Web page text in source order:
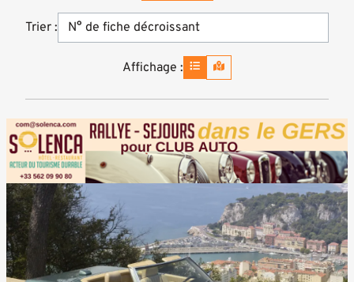
Trier :
Affichage :